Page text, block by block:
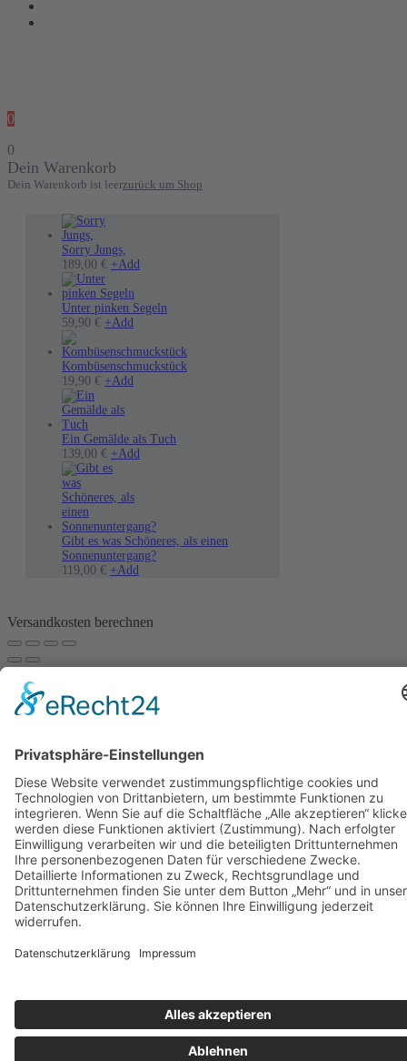
0
0
Dein Warenkorb
Dein Warenkorb ist leerzurück um Shop
Sorry Jungs,
189,00 € +Add
Unter pinken Segeln
59,90 € +Add
weist
mehrere
können
auf
gewählt
Kombüsenschmuckstück
19,90 € +Add
Ein Gemälde als Tuch
139,00 € +Add
Gibt es was Schöneres, als einen
Sonnenuntergang?
119,00 € +Add
Varianten
Optionen
auf
der
werden
Versandkosten berechnen